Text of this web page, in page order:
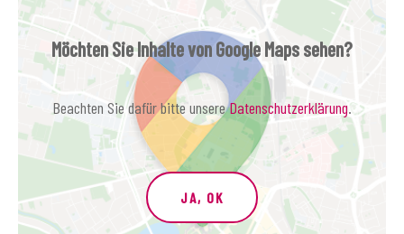
Möchten Sie Inhalte von Google Maps sehen?
Beachten Sie dafür bitte unsereDatenschutzerklärung.
JA, OK